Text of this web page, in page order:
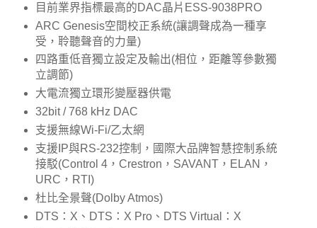
目前業界指標最高的DAC晶片ESS-9038PRO
ARC Genesis空間校正系統(讓調聲成為一種享
受，聆聽聲音的力量)
四路重低音獨立設定及輸出(相位，距離等參數獨
立調節)
大電流獨立環形變壓器供電
32bit / 768 kHz DAC
支援無線Wi-Fi/乙太網
支援IP與RS-232控制，國際大品牌智慧控制系統
接駁(Control 4，Crestron，SAVANT，ELAN，
URC，RTI)
杜比全景聲(Dolby Atmos)
DTS：X、DTS：X Pro、DTS Virtual：X